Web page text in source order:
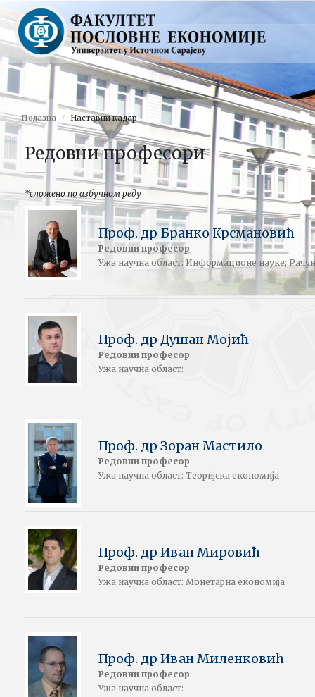
Полазна Наставни кадар
Редовни професори
*сложено по азбучном реду
Проф. др Бранко Крсмановић
Редовни професор
Ужа научна област: Информационе науке;
Проф. др Душан Мојић
Редовни професор
Ужа научна област:
Проф. др Зоран Мастило
Редовни професор
Ужа научна област: Теоријска економија
Проф. др Иван Мировић
Редовни професор
Ужа научна област: Монетарна економија
Проф. др Иван Миленковић
Редовни професор
Ужа научна област: